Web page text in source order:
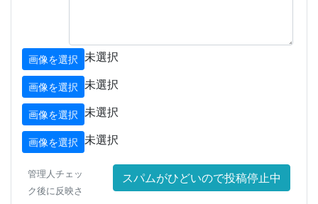
画像を選択 未選択
画像を選択 未選択
画像を選択 未選択
画像を選択 未選択
管理人チェッ
ク後に反映さ
スパムがひどいので投稿停止中